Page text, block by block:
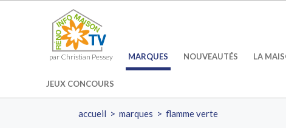
par Christian Pessey MARQUES NOUVEAUTÉS LA
JEUX CONCOURS
accueil >marques >flamme verte